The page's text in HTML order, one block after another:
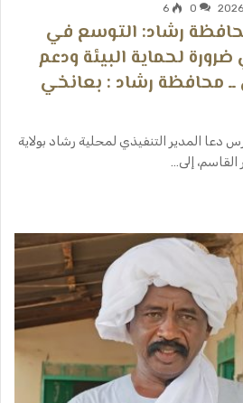
0
6
رشاد: التوسع في
لحماية البيئة ودعم
ــ محافظة رشاد : بعانخي
المدير التنفيذي لمحلية رشاد بولاية
إلى…